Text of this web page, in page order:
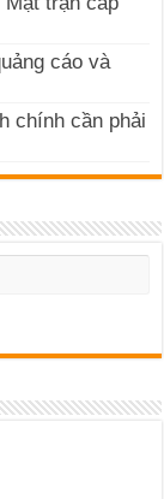
cáo và
chính cần phải